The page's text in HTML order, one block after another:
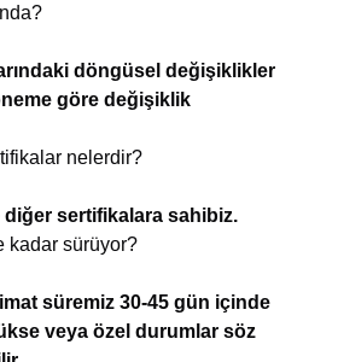
döngüsel değişiklikler
göre değişiklik
nelerdir?
diğer sertifikalara sahibiz.
kadar sürüyor?
süremiz 30-45 gün içinde
veya özel durumlar söz